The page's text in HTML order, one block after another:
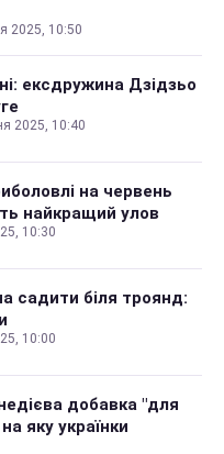
2025, 10:50
ексдружина Дзідзьо
2025, 10:40
на червень
найкращий улов
10:30
садити біля троянд:
10:00
добавка "для
яку українки